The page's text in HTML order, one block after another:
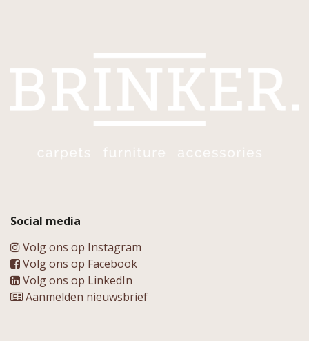
Social media
Volg ons op Instagram
Volg ons op Facebook
Volg ons op LinkedIn
Aanmelden nieuwsbrief